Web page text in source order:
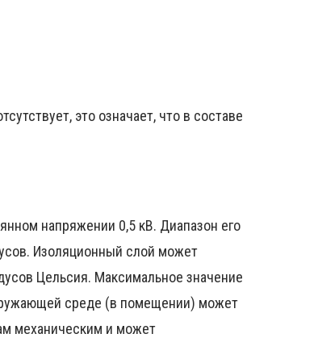
это означает, что в составе
напряжении 0,5 кВ. Диапазон его
Изоляционный слой может
Цельсия. Максимальное значение
среде (в помещении) может
механическим и может